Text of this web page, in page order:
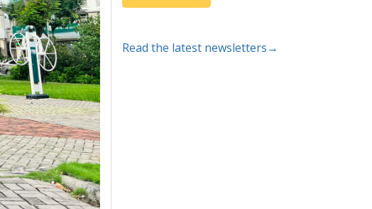
Read the latest newsletters→